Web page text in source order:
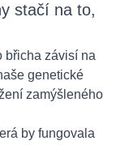
stačí na to,
břicha závisí na
genetické
zamýšleného
by fungovala